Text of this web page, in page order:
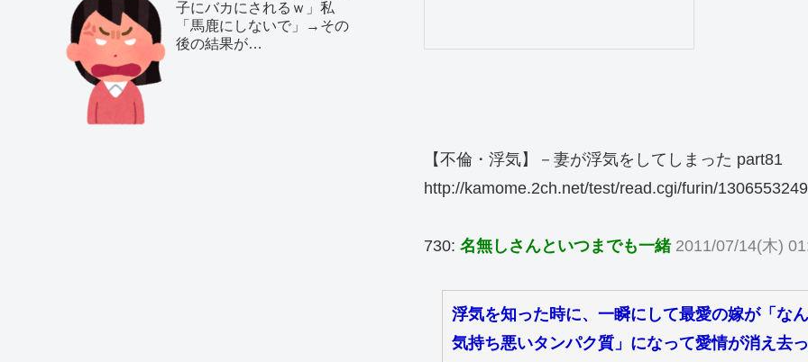
【不倫・浮気】－妻が浮気をしてしまった part81
http://kamome.2ch.net/test/read.cgi/furin/
730: 名無しさんといつまでも一緒 2011/07/14(木)
浮気を知った時に、一瞬にして最愛の嫁が「な
気持ち悪いタンパク質」になって愛情が消え去
子にバカにされるｗ」私
「馬鹿にしないで」→その
後の結果が…